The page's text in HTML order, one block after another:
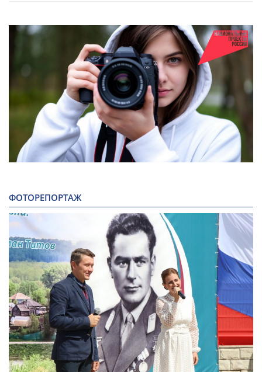
ФОТОРЕПОРТАЖ